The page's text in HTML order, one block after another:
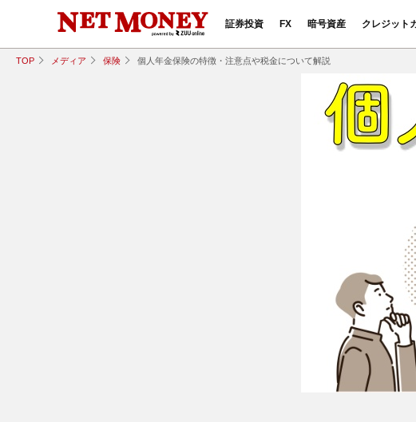
証券投資 FX 暗号資産 クレジット
TOP メディア 保険 個人年金保険の特徴・注意点や税金について解説